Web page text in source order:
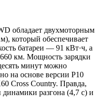
обладает двухмоторным
который обеспечивает
батареи — 91 кВт·ч, а
км. Мощность зарядки
минут можно
на основе версии P10
Cross Country. Правда,
динамики разгона (4,7 с) и